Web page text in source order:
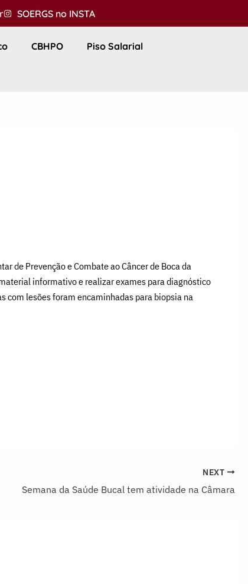
SOERGS no INSTA
CBHPO Piso Salarial
de Prevenção e Combate ao Câncer de Boca da
informativo e realizar exames para diagnóstico
com lesões foram encaminhadas para biopsia na
NEXT
Semana da Saúde Bucal tem atividade na Câmara